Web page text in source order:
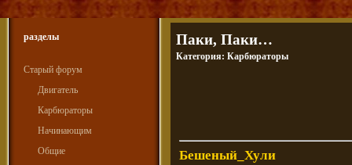
разделы
Старый форум
Двигатель
Карбюраторы
Начинающим
Общие
Паки, Паки…
Категория: Карбюраторы
Бешеный_Хули